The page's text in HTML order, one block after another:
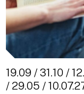
19.09 / 31.10 /
/ 29.05 /